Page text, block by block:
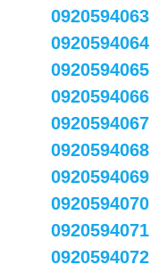
0920594063
0920594064
0920594065
0920594066
0920594067
0920594068
0920594069
0920594070
0920594071
0920594072